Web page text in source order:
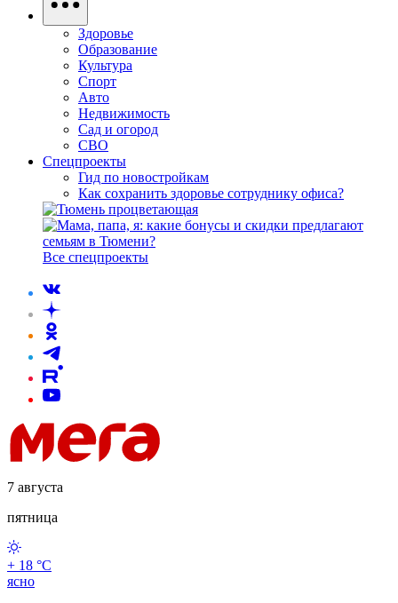
Здоровье
Образование
Культура
Спорт
Авто
Недвижимость
Сад и огород
СВО
Спецпроекты
Гид по новостройкам
Как сохранить здоровье сотруднику офиса?
Все спецпроекты
7 августа
пятница
+ 18 °С
ясно